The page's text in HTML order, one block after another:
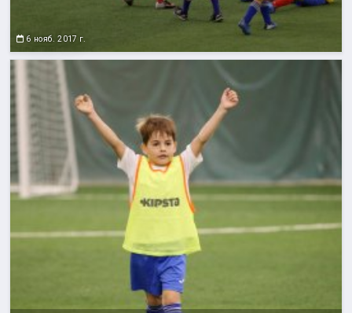
6 нояб. 2017 г.